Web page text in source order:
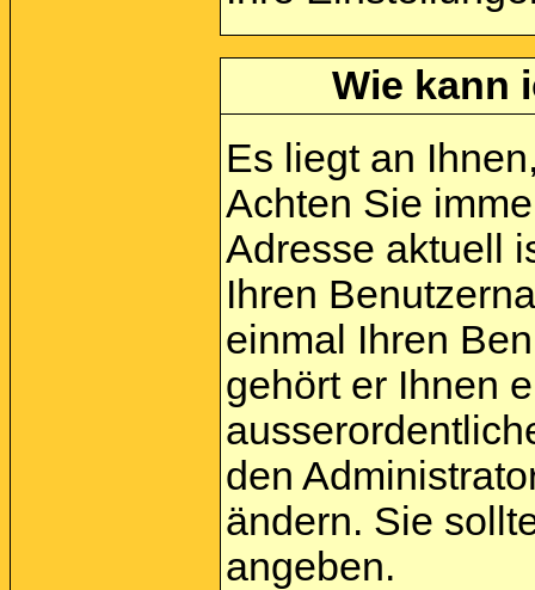
Wie kann
Es liegt an
Achten Sie
Adresse aktuell
Ihren
einmal Ihren
gehört er Ihnen
den
ändern. Sie
angeben.